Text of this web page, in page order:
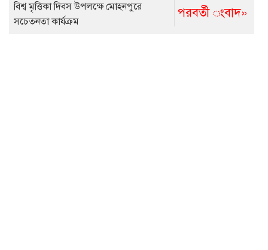
পরবর্তী ংবাদ»
বিশ্ব মৃত্তিকা দিবস উপলক্ষে মোহনপুরে
সচেতনতা কার্যক্রম